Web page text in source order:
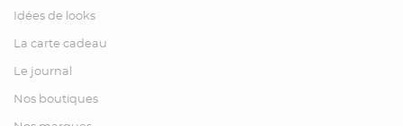
Idées de looks
La carte cadeau
Le journal
Nos boutiques